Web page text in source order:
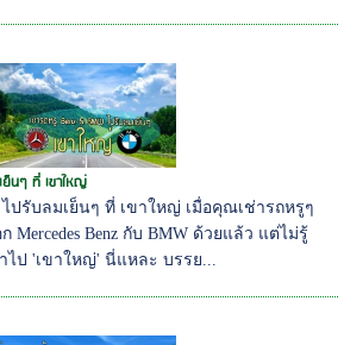
ย็นๆ ที่ เขาใหญ่
ไปรับลมเย็นๆ ที่ เขาใหญ่ เมื่อคุณเช่ารถหรูๆ
Mercedes Benz กับ BMW ด้วยแล้ว แต่ไม่รู้
ป 'เขาใหญ่' นี่แหละ บรรย...